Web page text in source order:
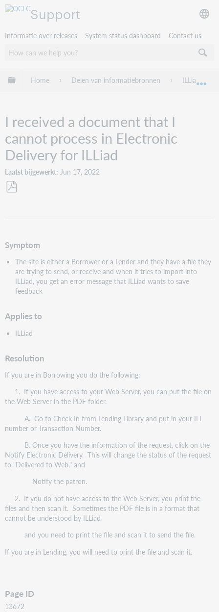
Support
Informatie over releases System status dashboard Contact us
Mondiale hiërarchie uitvouwen / samenvouwen
Home Delen van informatiebronnen ILLiad
I received a document that I
cannot process in Electronic
Delivery for ILLiad
Laatst bijgewerkt Jun 17, 2022
Symptom
The site is either a Borrower or a Lender and they have a file they
are trying to send, or receive and when it tries to import into
ILLiad, you get an error message that ILLiad wants to save
feedback
Applies to
ILLiad
Resolution
If you are in Borrowing you do the following:
1. If you have access to your Web Server, you can put the file on
the Web Server in the PDF folder.
A. Go to Check In from Lending Library and put in your ILL
number or Transaction Number.
B. Once you have the information of the request, click on the
Notify Electronic Delivery. This will change the status of the request
to "Delivered to Web," and
Notify the patron.
2. If you do not have access to the Web Server, you print the
files and then scan it. Sometimes the PDF file is in a format that
cannot be understood by ILLiad
and you need to print the file and scan it to send the file.
If you are in Lending, you will need to print the file and scan it.
Page ID
13672